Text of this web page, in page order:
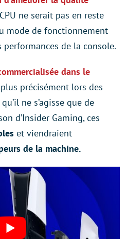
ne serait pas en reste
mode de fonctionnement
de la console.
dans le
précisément lors des
ne s’agisse que de
d’Insider Gaming, ces
et viendraient
de la machine.